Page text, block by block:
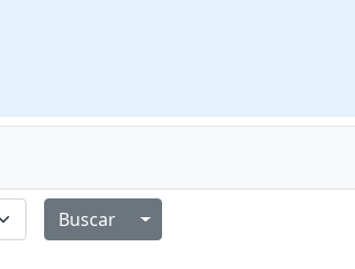
Alternar menú desplegable